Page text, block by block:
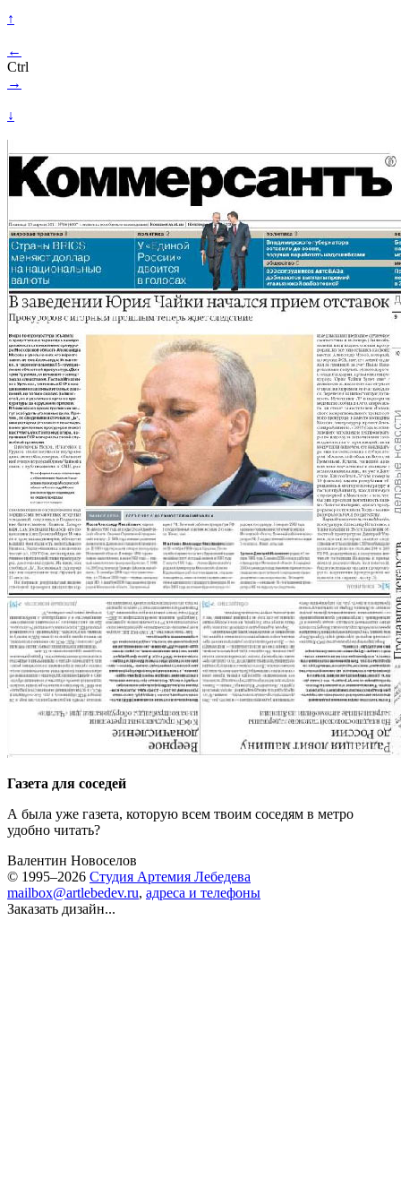
↑
←
Ctrl
→
↓
Газета для соседей
А была уже газета, которую всем твоим соседям в метро
удобно читать?
Валентин Новоселов
© 1995–2026 Студия Артемия Лебедева
mailbox@artlebedev.ru, адреса и телефоны
Заказать дизайн...